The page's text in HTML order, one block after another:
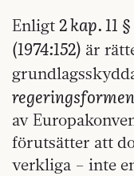
Enligt 2 kap. 11
(1974:152) är
regeringsformen
av
förutsätter att
verkliga – inte